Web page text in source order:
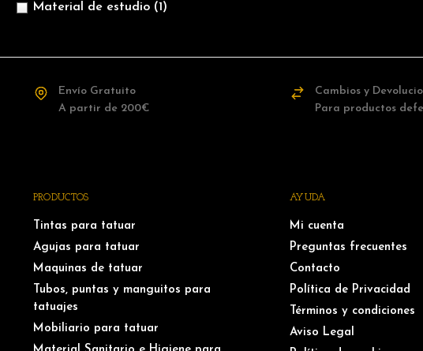
Material de estudio (1)
Envío Gratuito
A partir de 200€
Cambios y
Para productos
PRODUCTOS
Tintas para tatuar
Agujas para tatuar
Maquinas de tatuar
Tubos, puntas y manguitos para
tatuajes
Mobiliario para tatuar
AYUDA
Mi cuenta
Preguntas frecuentes
Contacto
Política de Privacidad
Términos y condiciones
Aviso Legal